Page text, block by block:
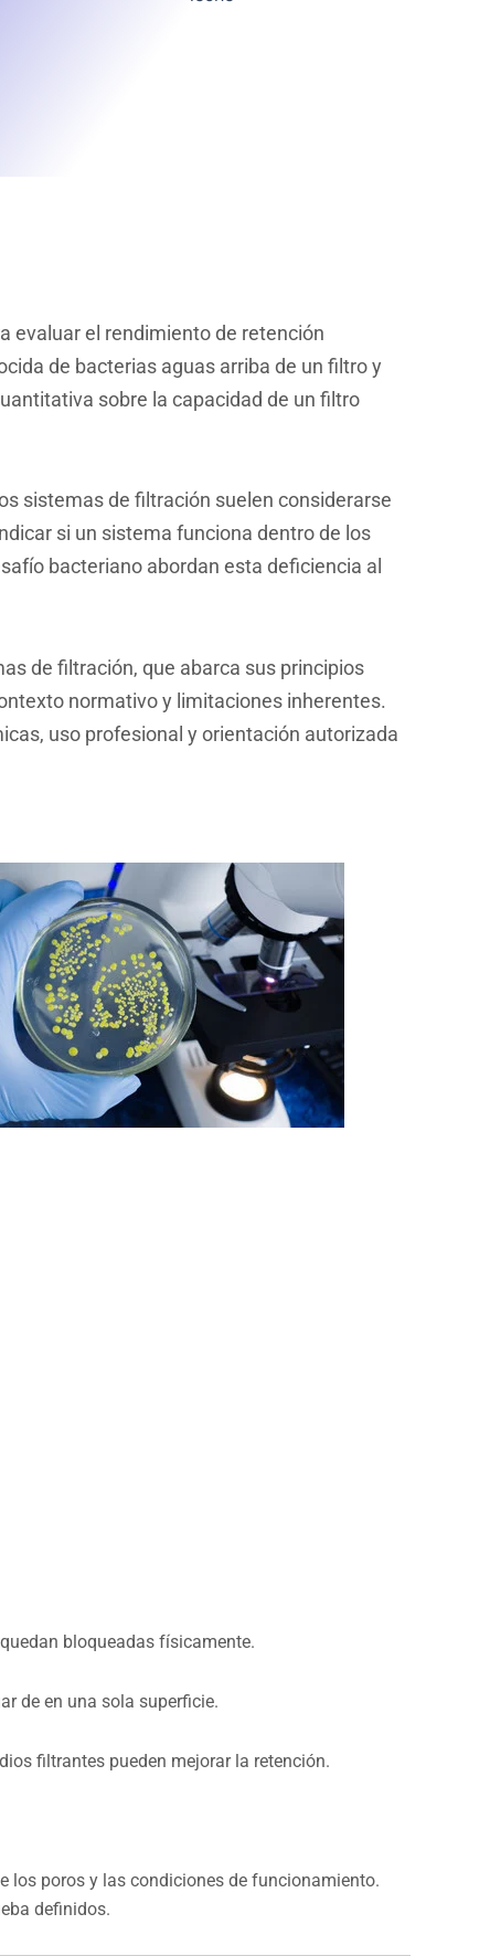
evaluar el rendimiento de retención
de bacterias aguas arriba de un filtro y
sobre la capacidad de un filtro
sistemas de filtración suelen considerarse
si un sistema funciona dentro de los
bacteriano abordan esta deficiencia al
de filtración, que abarca sus principios
normativo y limitaciones inherentes.
uso profesional y orientación autorizada
bloqueadas físicamente.
de en una sola superficie.
filtrantes pueden mejorar la retención.
los poros y las condiciones de funcionamiento.
definidos.